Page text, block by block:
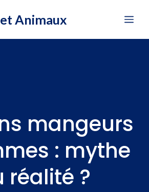
Animaux
mangeurs
: mythe
réalité ?